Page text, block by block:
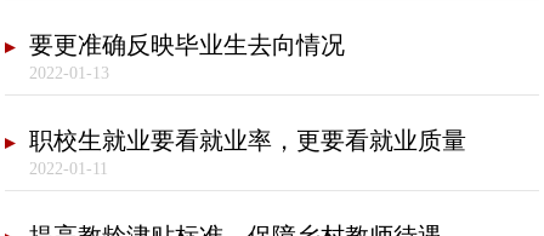
要更准确反映毕业生去向情况
2022-01-13
职校生就业要看就业率，更要看就业质量
2022-01-11